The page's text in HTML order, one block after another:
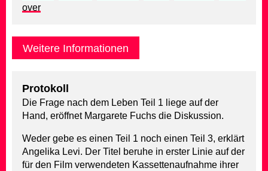
over
Weitere Informationen
Protokoll
Die Frage nach dem Leben Teil 1 liege auf der
Hand, eröffnet Margarete Fuchs die Diskussion.
Weder gebe es einen Teil 1 noch einen Teil 3, erklärt
Angelika Levi. Der Titel beruhe in erster Linie auf der
für den Film verwendeten Kassettenaufnahme ihrer